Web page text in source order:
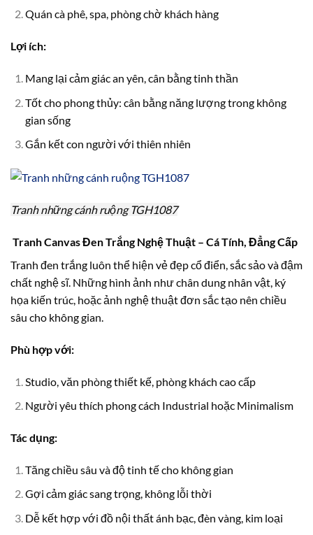
Quán cà phê, spa, phòng chờ khách hàng
Lợi ích:
Mang lại cảm giác an yên, cân bằng tinh thần
Tốt cho phong thủy: cân bằng năng lượng trong không
gian sống
Gắn kết con người với thiên nhiên
Tranh những cánh ruộng TGH1087
Tranh Canvas Đen Trắng Nghệ Thuật – Cá Tính, Đẳng Cấp
Tranh đen trắng luôn thể hiện vẻ đẹp cổ điển, sắc sảo và đậm
chất nghệ sĩ. Những hình ảnh như chân dung nhân vật, ký
họa kiến trúc, hoặc ảnh nghệ thuật đơn sắc tạo nên chiều
sâu cho không gian.
Phù hợp với:
Studio, văn phòng thiết kế, phòng khách cao cấp
Người yêu thích phong cách Industrial hoặc Minimalism
Tác dụng:
Tăng chiều sâu và độ tinh tế cho không gian
Gợi cảm giác sang trọng, không lỗi thời
Dễ kết hợp với đồ nội thất ánh bạc, đèn vàng, kim loại